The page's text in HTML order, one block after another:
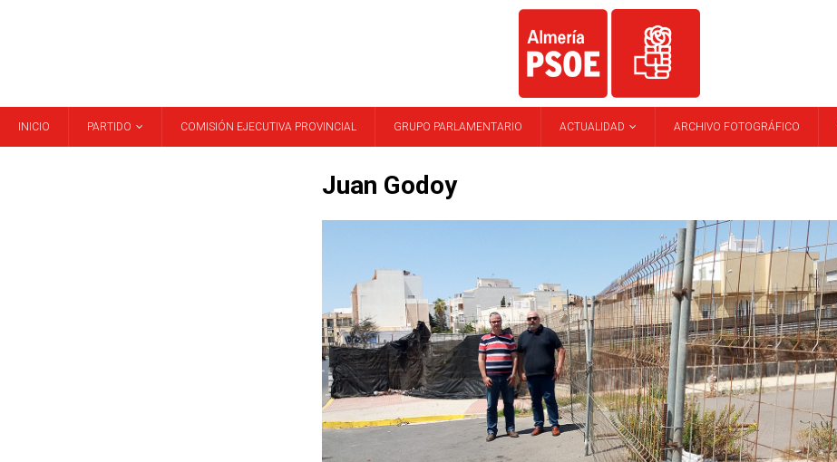
INICIO PARTIDO COMISIÓN EJECUTIVA PROVINCIAL GRUPO PARLAMENTARIO ACTUALIDAD ARCHIVO FOTOGRÁFICO
Juan Godoy